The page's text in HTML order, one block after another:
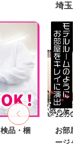
埼
品・梱
お部
ージ